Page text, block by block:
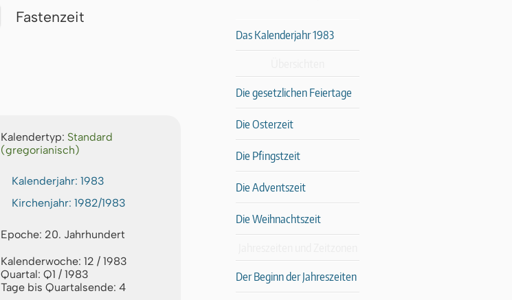
Fastenzeit
Kalendertyp: Standard
(gregorianisch)
Kalenderjahr: 1983
Kirchenjahr: 1982/1983
Epoche: 20. Jahrhundert
Kalenderwoche: 12 / 1983
Quartal: Q1 / 1983
Tage bis Quartalsende: 4
Das Kalenderjahr 1983
Die gesetzlichen Feiertage
Die Osterzeit
Die Pfingstzeit
Die Adventszeit
Die Weihnachtszeit
Der Beginn der Jahreszeiten